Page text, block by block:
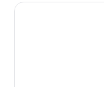
The Leo Grand